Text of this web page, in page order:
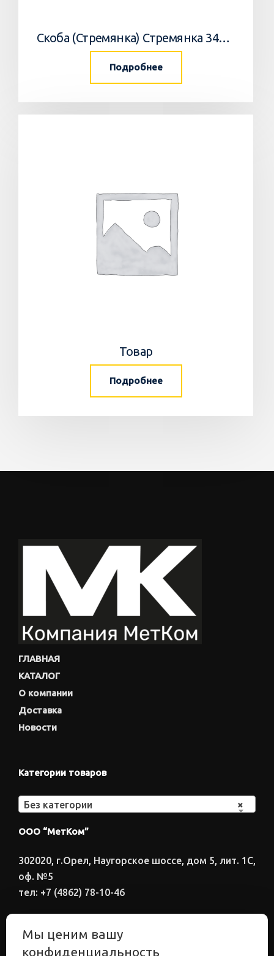
Скоба (Стремянка) Стремянка 34033502 Horsch
Подробнее
Товар
Подробнее
ГЛАВНАЯ
КАТАЛОГ
О компании
Доставка
Новости
Категории товаров
×
Без категории
ООО “МетКом”
302020, г.Орел, Наугорское шоссе, дом 5, лит. 1С,
оф. №5
тел: +7 (4862) 78-10-46
Электронный адрес
Мы ценим вашу
конфиденциальность